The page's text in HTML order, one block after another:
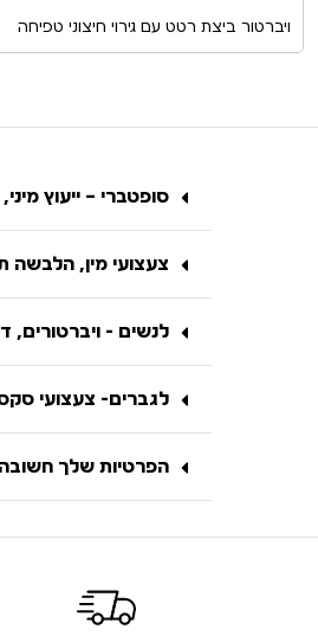
ויברטור ביצת רטט עם גירוי חיצוני טפיחה
סופטברי – ייעוץ
צעצועי מין, הלבשה
לנשים - ויברטורים,
לגברים- צעצועי
הפרטיות שלך חשובה